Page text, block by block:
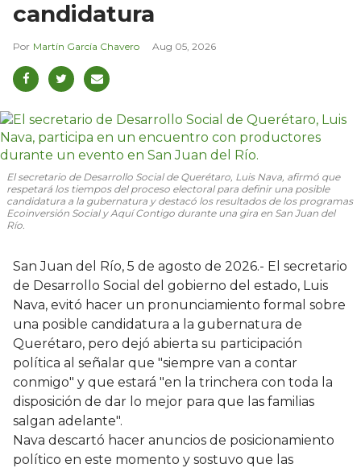
candidatura
Martín García Chavero Aug 05, 2026
El secretario de Desarrollo Social de Querétaro, Luis Nava, afirmó que
respetará los tiempos del proceso electoral para definir una posible
candidatura a la gubernatura y destacó los resultados de los programas
Ecoinversión Social y Aquí Contigo durante una gira en San Juan del
Río.
San Juan del Río, 5 de agosto de 2026.- El secretario
de Desarrollo Social del gobierno del estado, Luis
Nava, evitó hacer un pronunciamiento formal sobre
una posible candidatura a la gubernatura de
Querétaro, pero dejó abierta su participación
política al señalar que "siempre van a contar
conmigo" y que estará "en la trinchera con toda la
disposición de dar lo mejor para que las familias
salgan adelante".
Nava descartó hacer anuncios de posicionamiento
político en este momento y sostuvo que las